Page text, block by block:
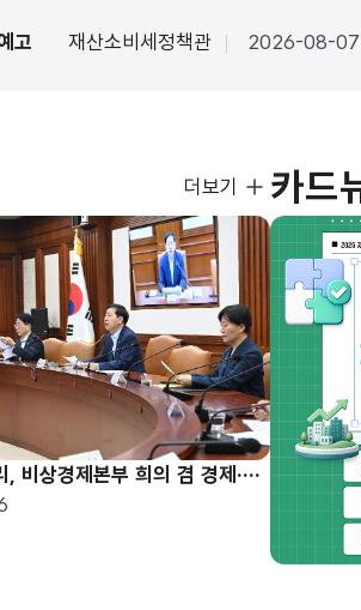
고 재산소비세정책관 2026-08-
구윤철 부총리, 비상경제본부 희의 겸 경제·구조혁신 관계장관회의 주재
사진뉴스
더보기 카드